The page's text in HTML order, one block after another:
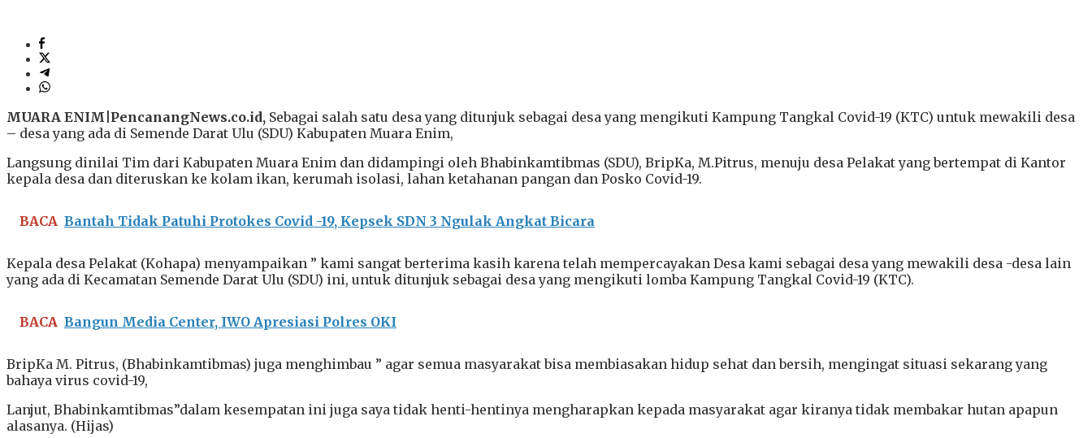
MUARA ENIM|PencanangNews.co.id, Sebagai salah satu desa yang ditunjuk sebagai desa yang mengikuti Kampung Tangkal Covid-19 (KTC) untuk mewakili desa
– desa yang ada di Semende Darat Ulu (SDU) Kabupaten Muara Enim,
Langsung dinilai Tim dari Kabupaten Muara Enim dan didampingi oleh Bhabinkamtibmas (SDU), BripKa, M.Pitrus, menuju desa Pelakat yang bertempat di Kantor
kepala desa dan diteruskan ke kolam ikan, kerumah isolasi, lahan ketahanan pangan dan Posko Covid-19.
BACA Bantah Tidak Patuhi Protokes Covid -19, Kepsek SDN 3 Ngulak Angkat Bicara
Kepala desa Pelakat (Kohapa) menyampaikan ” kami sangat berterima kasih karena telah mempercayakan Desa kami sebagai desa yang mewakili desa -desa lain
yang ada di Kecamatan Semende Darat Ulu (SDU) ini, untuk ditunjuk sebagai desa yang mengikuti lomba Kampung Tangkal Covid-19 (KTC).
BACA Bangun Media Center, IWO Apresiasi Polres OKI
BripKa M. Pitrus, (Bhabinkamtibmas) juga menghimbau ” agar semua masyarakat bisa membiasakan hidup sehat dan bersih, mengingat situasi sekarang yang
bahaya virus covid-19,
Lanjut, Bhabinkamtibmas”dalam kesempatan ini juga saya tidak henti-hentinya mengharapkan kepada masyarakat agar kiranya tidak membakar hutan apapun
alasanya. (Hijas)